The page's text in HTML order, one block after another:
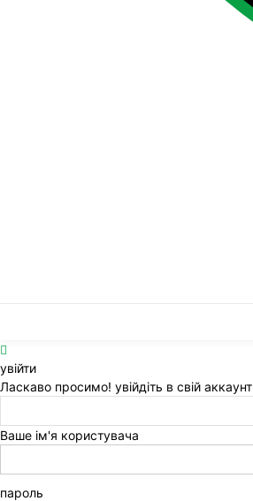
увійти
Ласкаво просимо! увійдіть в свій аккаунт
Ваше ім'я користувача
пароль